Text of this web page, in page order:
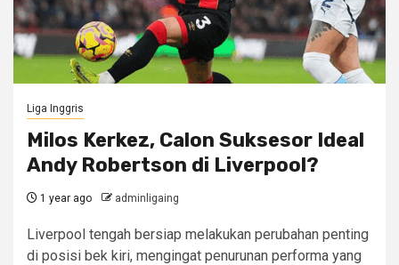
Liga Inggris
Milos Kerkez, Calon Suksesor Ideal
Andy Robertson di Liverpool?
1 year ago adminligaing
Liverpool tengah bersiap melakukan perubahan penting
di posisi bek kiri, mengingat penurunan performa yang